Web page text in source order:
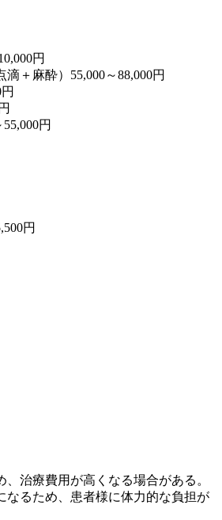
円
＋麻酔） 55,000～88,000円
円
円
、治療費用が高くなる場合がある。
なるため、患者様に体力的な負担が